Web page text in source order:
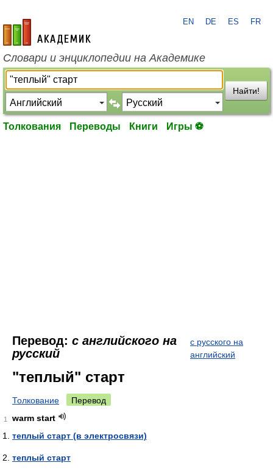
academic.ru
EN DE ES FR
Словари и энциклопедии на Академике
Найти!
Толкования Переводы Книги Игры ⚽
Перевод: с английского на
русский
с русского на
английский
"теплый" старт
Толкование Перевод
1
warm start
теплый старт (в электросвязи)
теплый старт